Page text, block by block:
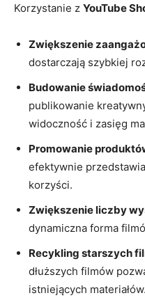
Korzystanie z YouTube
Zwiększenie
dostarczają szybkiej
Budowanie
publikowanie
widoczność i zasięg
Promowanie
efektywnie
korzyści.
Zwiększenie liczby
dynamiczna forma
Recykling starszych
dłuższych filmów
istniejących materiałów.